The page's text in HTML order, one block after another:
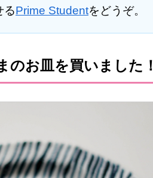
るPrime Studentをどうぞ。
のお皿を買いました！